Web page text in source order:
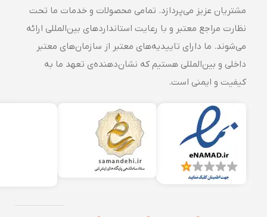
مشتریان عزیز می‌پردازد. تمامی محصولات و خدمات ما تحت
نظارت مراجع معتبر و با رعایت استانداردهای بین‌المللی ارائه
می‌شوند. ما دارای تاییدیه‌های معتبر از سازمان‌های معتبر
داخلی و بین‌المللی هستیم که نشان‌دهنده‌ی تعهد ما به
کیفیت و ایمنی است.